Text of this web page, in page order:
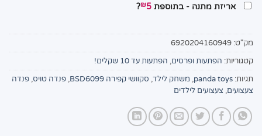
אריזת מתנה - בתוספת ₪5
?
מק"ט: 6920204160949
קטגוריות: הפתעות ופרסים, הפתעות עד 10 שקלים!
תגיות: panda toys
, משחק לילד, סקוושי קפירה BSD6099 , פנדה טויס, פנדה
צעצועים, צעצועים לילדים